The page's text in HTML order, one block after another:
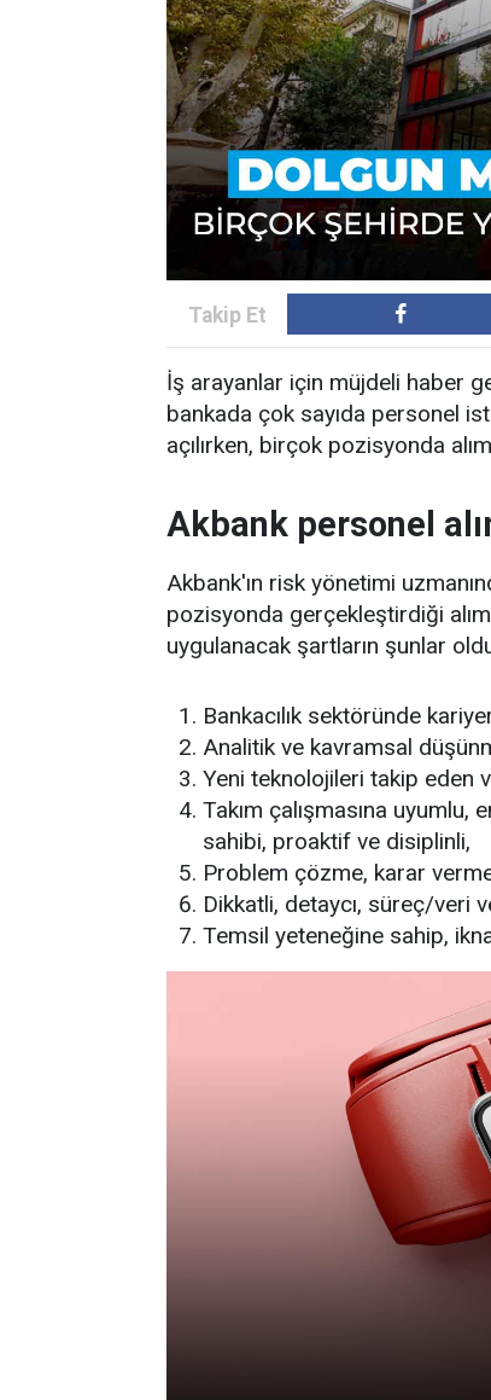
İş arayanlar için müjdeli haber
bankada çok sayıda personel
açılırken, birçok pozisyonda
Akbank personel
Akbank'ın risk yönetimi
pozisyonda gerçekleştirdiği
uygulanacak şartların şunlar
Bankacılık sektöründe
Analitik ve kavramsal
Yeni teknolojileri takip eden
Takım çalışmasına
sahibi, proaktif ve disiplinli,
Problem çözme, karar
Dikkatli, detaycı, süreç/veri
Temsil yeteneğine sahip,